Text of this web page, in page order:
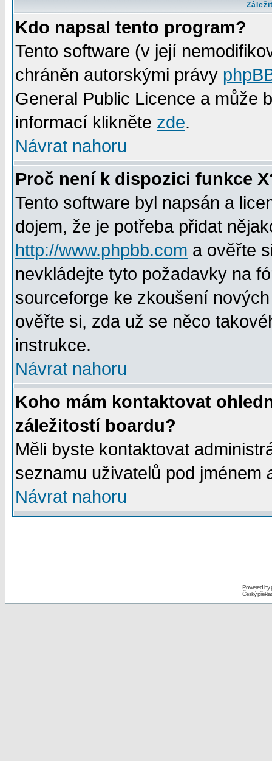
Kdo napsal tento program?
Tento software (v její
chráněn autorskými právy
General Public Licence a může
informací klikněte zde.
Návrat nahoru
Proč není k dispozici funkce
Tento software byl napsán a
dojem, že je potřeba přidat
http://www.phpbb.com a ověřte
nevkládejte tyto požadavky na
sourceforge ke zkoušení
ověřte si, zda už se něco
instrukce.
Návrat nahoru
Koho mám kontaktovat
záležitostí boardu?
Měli byste kontaktovat
seznamu uživatelů pod jménem
Návrat nahoru
Powered by
Český